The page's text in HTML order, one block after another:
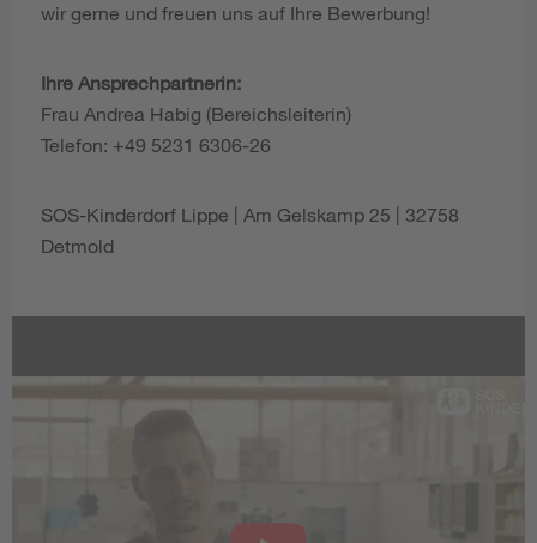
wir gerne und freuen uns auf Ihre Bewerbung!
Ihre Ansprechpartnerin:
Frau Andrea Habig (Bereichsleiterin)
Telefon: +49 5231 6306-26
SOS-Kinderdorf Lippe | Am Gelskamp 25 | 32758
Detmold